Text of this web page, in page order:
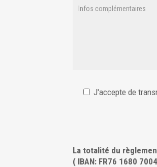
J'accepte de
La totalité du
( IBAN: FR76 1680